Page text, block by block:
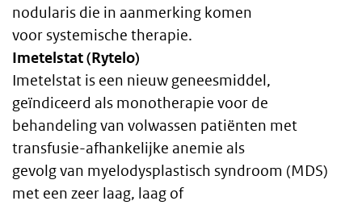
nodularis die in aanmerking komen
voor systemische therapie.
Imetelstat (Rytelo)
Imetelstat is een nieuw geneesmiddel,
geïndiceerd als monotherapie voor de
behandeling van volwassen patiënten met
transfusie-afhankelijke anemie als
gevolg van myelodysplastisch syndroom (MDS)
met een zeer laag, laag of